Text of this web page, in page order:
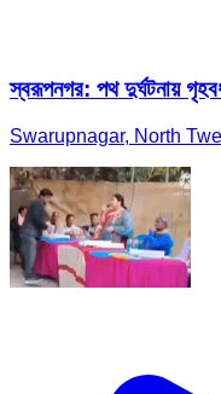
স্বরূপনগর: পথ দুর্ঘটনায়
Swarupnagar, North